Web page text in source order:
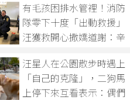
有毛孩困排水管裡！消防
隊零下十度「出動救援」
汪獲救開心撒嬌道謝：辛
汪星人在公園散步時遇上
「自己的克隆」，二狗馬
上停下來互看表示：偶們